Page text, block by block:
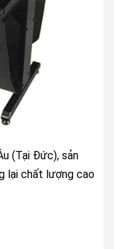
(Tại Đức), sản
lại chất lượng cao